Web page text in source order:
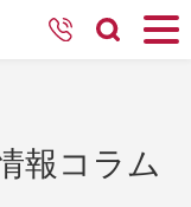
報コラム